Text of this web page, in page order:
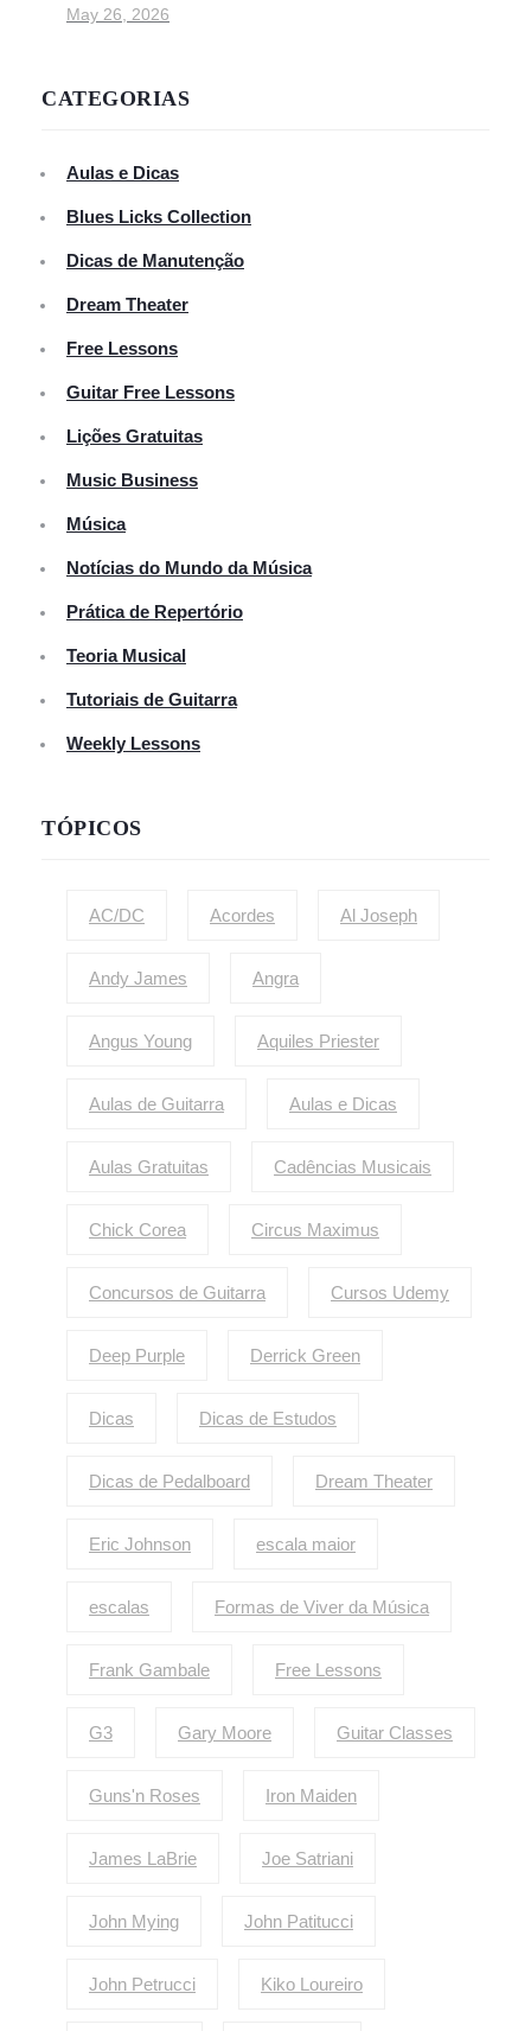
May 26, 2026
CATEGORIAS
Aulas e Dicas
Blues Licks Collection
Dicas de Manutenção
Dream Theater
Free Lessons
Guitar Free Lessons
Lições Gratuitas
Music Business
Música
Notícias do Mundo da Música
Prática de Repertório
Teoria Musical
Tutoriais de Guitarra
Weekly Lessons
TÓPICOS
AC/DC Acordes Al Joseph
Andy James Angra
Angus Young Aquiles Priester
Aulas de Guitarra Aulas e Dicas
Aulas Gratuitas Cadências Musicais
Chick Corea Circus Maximus
Concursos de Guitarra Cursos Udemy
Deep Purple Derrick Green
Dicas Dicas de Estudos
Dicas de Pedalboard Dream Theater
Eric Johnson escala maior
escalas Formas de Viver da Música
Frank Gambale Free Lessons
G3 Gary Moore Guitar Classes
Guns'n Roses Iron Maiden
James LaBrie Joe Satriani
John Mying John Patitucci
John Petrucci Kiko Loureiro